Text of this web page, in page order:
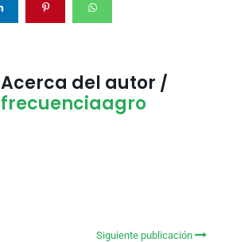
Acerca del autor /
frecuenciaagro
Siguiente publicación